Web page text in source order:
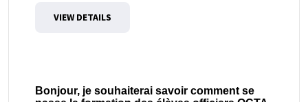
VIEW DETAILS
Bonjour, je souhaiterai savoir comment se